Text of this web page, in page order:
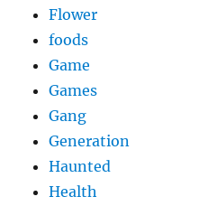
Flower
foods
Game
Games
Gang
Generation
Haunted
Health